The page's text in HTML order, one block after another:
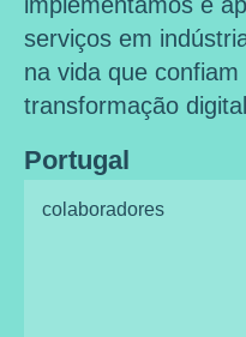
serviços em
na vida que
transformação
Portugal
colaboradores